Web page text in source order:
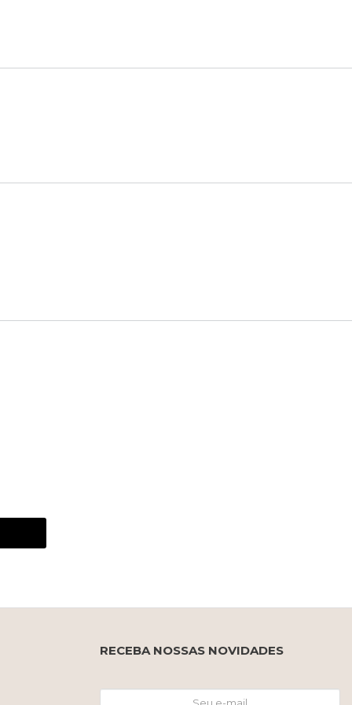
RECEBA NOSSAS NOVIDADES